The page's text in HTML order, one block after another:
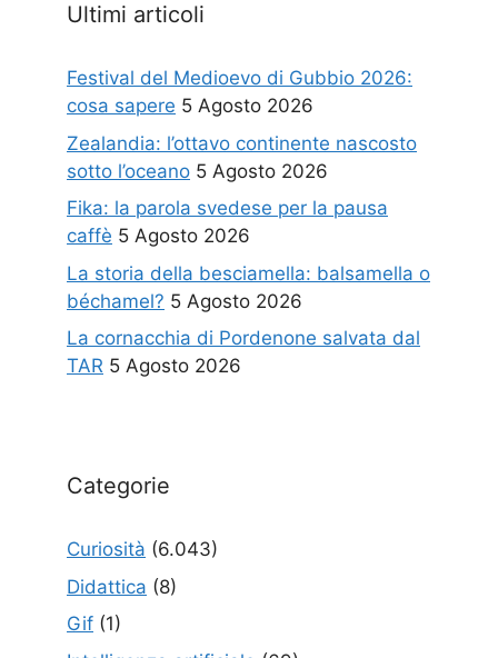
Ultimi articoli
Festival del Medioevo di Gubbio 2026:
cosa sapere 5 Agosto 2026
Zealandia: l’ottavo continente nascosto
sotto l’oceano 5 Agosto 2026
Fika: la parola svedese per la pausa
caffè 5 Agosto 2026
La storia della besciamella: balsamella o
béchamel? 5 Agosto 2026
La cornacchia di Pordenone salvata dal
TAR 5 Agosto 2026
Categorie
Curiosità (6.043)
Didattica (8)
Gif (1)